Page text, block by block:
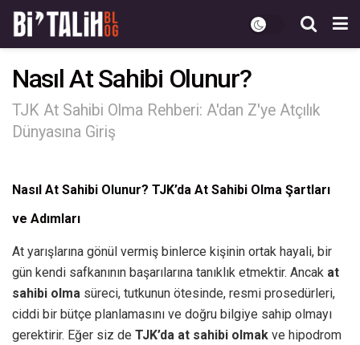
Nasıl At Sahibi Olunur?
TJK At Sahibi Olma Rehberi: A'dan Z'ye Atçılık
Dünyasına Giriş
Nasıl At Sahibi Olunur? TJK’da At Sahibi Olma Şartları
ve Adımları
At yarışlarına gönül vermiş binlerce kişinin ortak hayali, bir
gün kendi safkanının başarılarına tanıklık etmektir. Ancak at
sahibi olma süreci, tutkunun ötesinde, resmi prosedürleri,
ciddi bir bütçe planlamasını ve doğru bilgiye sahip olmayı
gerektirir. Eğer siz de TJK’da at sahibi olmak ve hipodrom